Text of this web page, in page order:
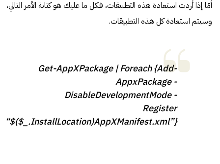
أمّا إذا أردت استعادة هذه التطبيقات، فكل ما عليك هو كتابة الأمر التالي،
وسيتم استعادة كل هذه التطبيقات.
Get-AppXPackage | Foreach {Add-
AppxPackage -
DisableDevelopmentMode -
Register
“$($_.InstallLocation)AppXManifest.xml”}